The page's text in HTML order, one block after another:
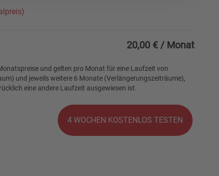
20,00 € / Monat
und gelten pro Monat für eine Laufzeit von
und jeweils weitere 6 Monate (Verlängerungszeiträume),
eine andere Laufzeit ausgewiesen ist.
4 WOCHEN KOSTENLOS TESTEN